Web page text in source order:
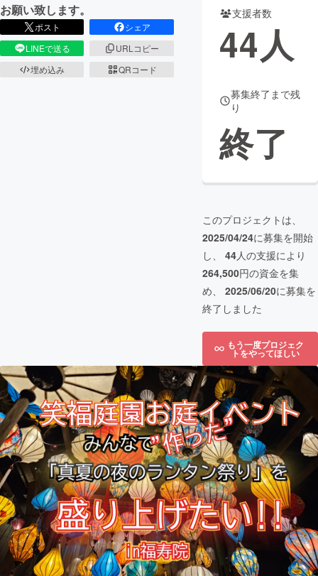
お願い致します。
ポスト
シェア
LINEで送る
URLコピー
埋め込み
QRコード
支援者数
44人
募集終了まで残
り
終了
このプロジェクトは、
2025/04/24に募集を開始
し、 44人の支援により
264,500円の資金を集
め、 2025/06/20に募集を
終了しました
もう一度プロジェク
トをやってほしい